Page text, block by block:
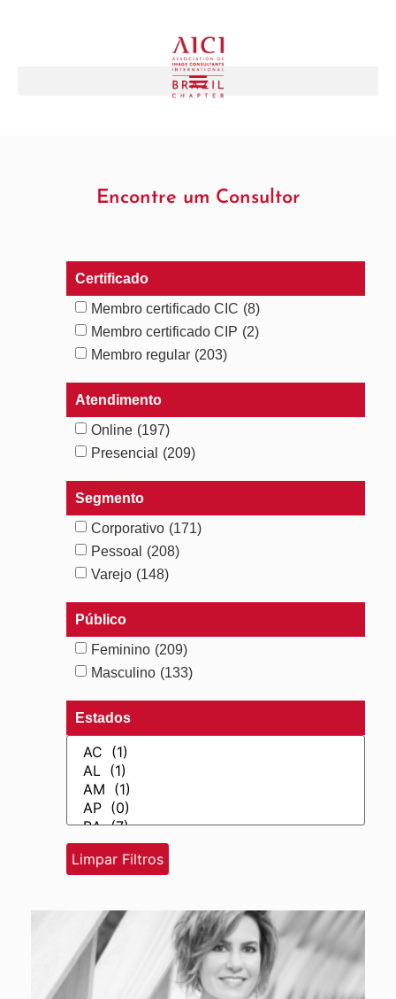
Encontre um Consultor
Certificado
Membro certificado CIC (8)
Membro certificado CIP (2)
Membro regular (203)
Atendimento
Online (197)
Presencial
(209)
Segmento
Corporativo (171)
Pessoal
(208)
Varejo (148)
Público
Feminino (209)
Masculino (133)
Estados